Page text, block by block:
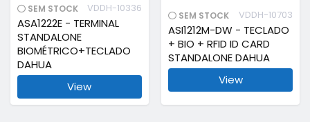
SEM STOCK VDDH-10336
ASA1222E - TERMINAL
STANDALONE
BIOMÉTRICO+TECLADO
DAHUA
View
SEM STOCK VDDH-10703
ASI1212M-DW - TECLADO
+ BIO + RFID ID CARD
STANDALONE DAHUA
View